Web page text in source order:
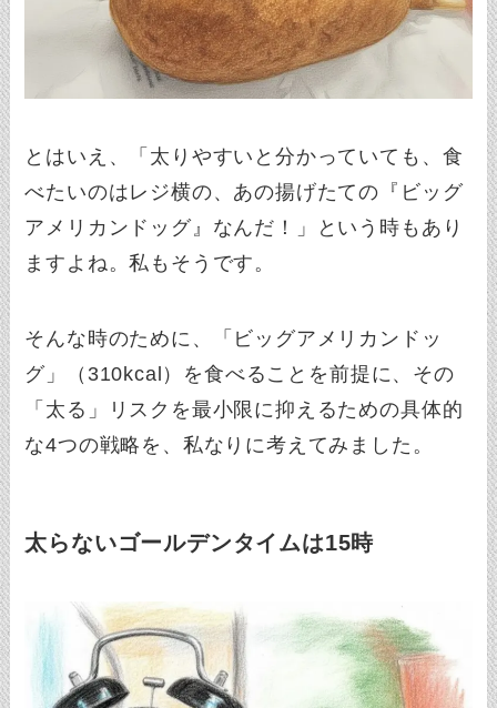
とはいえ、「太りやすいと分かっていても、食
べたいのはレジ横の、あの揚げたての『ビッグ
アメリカンドッグ』なんだ！」という時もあり
ますよね。私もそうです。
そんな時のために、「ビッグアメリカンドッ
グ」（310kcal）を食べることを前提に、その
「太る」リスクを最小限に抑えるための具体的
な4つの戦略を、私なりに考えてみました。
太らないゴールデンタイムは15時